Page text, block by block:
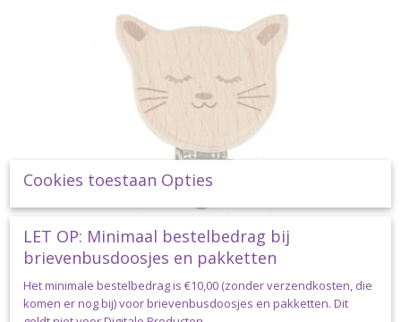
Durable Speenclips Poes 2 stuks
Durable Speenclips Poes 2 stuks Super schattige houten…
€ 5,00
Cookies toestaan Opties
LET OP: Minimaal bestelbedrag bij
brievenbusdoosjes en pakketten
Het minimale bestelbedrag is €10,00 (zonder verzendkosten, die
komen er nog bij) voor brievenbusdoosjes en pakketten. Dit